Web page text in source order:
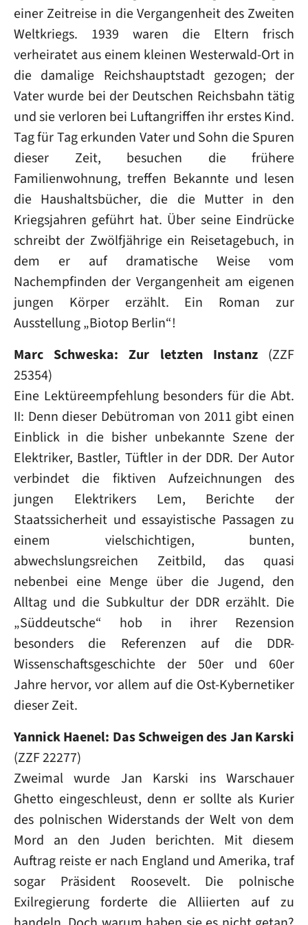
einer Zeitreise in die Vergangenheit des Zweiten
Weltkriegs. 1939 waren die Eltern frisch
verheiratet aus einem kleinen Westerwald-Ort in
die damalige Reichshauptstadt gezogen; der
Vater wurde bei der Deutschen Reichsbahn tätig
und sie verloren bei Luftangriffen ihr erstes Kind.
Tag für Tag erkunden Vater und Sohn die Spuren
dieser Zeit, besuchen die frühere
Familienwohnung, treffen Bekannte und lesen
die Haushaltsbücher, die die Mutter in den
Kriegsjahren geführt hat. Über seine Eindrücke
schreibt der Zwölfjährige ein Reisetagebuch, in
dem er auf dramatische Weise vom
Nachempfinden der Vergangenheit am eigenen
jungen Körper erzählt. Ein Roman zur
Ausstellung „Biotop Berlin“!
Marc Schweska: Zur letzten Instanz(ZZF
25354)
Eine Lektüreempfehlung besonders für die Abt.
II: Denn dieser Debütroman von 2011 gibt einen
Einblick in die bisher unbekannte Szene der
Elektriker, Bastler, Tüftler in der DDR. Der Autor
verbindet die fiktiven Aufzeichnungen des
jungen Elektrikers Lem, Berichte der
Staatssicherheit und essayistische Passagen zu
einem vielschichtigen, bunten,
abwechslungsreichen Zeitbild, das quasi
nebenbei eine Menge über die Jugend, den
Alltag und die Subkultur der DDR erzählt. Die
„Süddeutsche“ hob in ihrer Rezension
besonders die Referenzen auf die DDR-
Wissenschaftsgeschichte der 50er und 60er
Jahre hervor, vor allem auf die Ost-Kybernetiker
dieser Zeit.
Yannick Haenel: Das Schweigen des Jan Karski
(ZZF 22277)
Zweimal wurde Jan Karski ins Warschauer
Ghetto eingeschleust, denn er sollte als Kurier
des polnischen Widerstands der Welt von dem
Mord an den Juden berichten. Mit diesem
Auftrag reiste er nach England und Amerika, traf
sogar Präsident Roosevelt. Die polnische
Exilregierung forderte die Alliierten auf zu